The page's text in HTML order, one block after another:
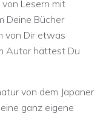
Lesern mit
Deine Bücher
von Dir etwas
Autor hättest Du
von dem Japaner
ganz eigene